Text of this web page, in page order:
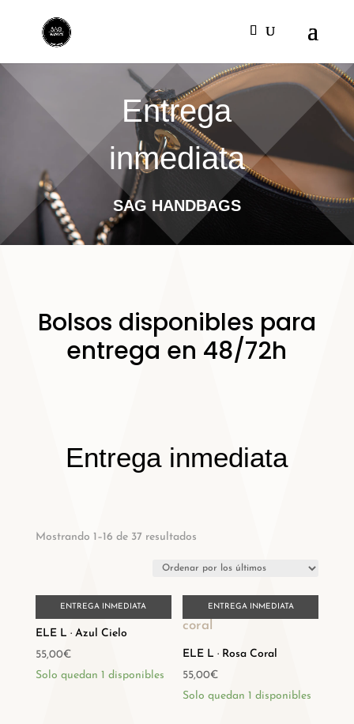
Entrega
inmediata
SAG HANDBAGS
Bolsos disponibles para
entrega en 48/72h
Entrega inmediata
Mostrando 1–16 de 37 resultadosOrdenado
últimos
ENTREGA INMEDIATA
ELE L · Azul Cielo
55,00€
Solo quedan 1 disponibles
ENTREGA INMEDIATA
ELE L · Rosa Coral
55,00€
Solo quedan 1 disponibles